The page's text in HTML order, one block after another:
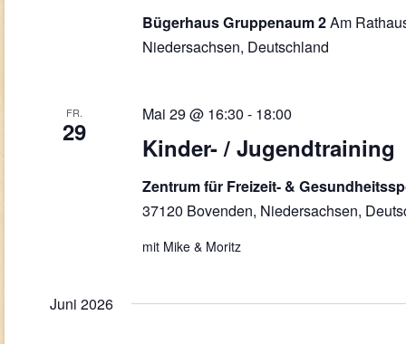
Bügerhaus Gruppenaum 2Am
Niedersachsen, Deutschland
FR.
29
Kinder- / Jugendtraining
Mai 29 @ 16:30- 18:00
Zentrum für Freizeit- &
37120 Bovenden, Niedersachsen,
mit Mike & Moritz
Juni 2026